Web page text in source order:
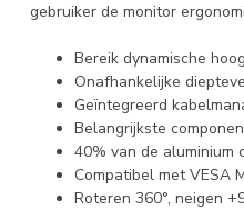
gebruiker de monitor
Bereik dynamische
Onafhankelijke
Geïntegreerd
Belangrijkste
40% van de aluminium
Compatibel met VESA
Roteren 360°, neigen